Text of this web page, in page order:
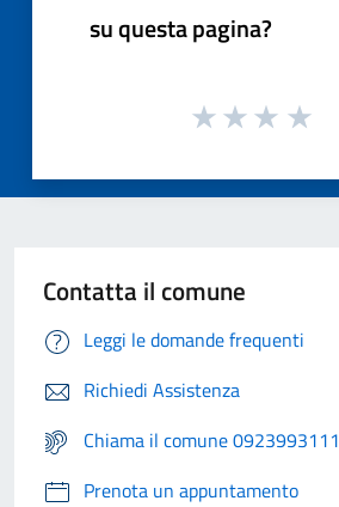
su questa pagina?
Contatta il comune
Leggi le domande frequenti
Richiedi Assistenza
Chiama il comune 0923993111
Prenota un appuntamento